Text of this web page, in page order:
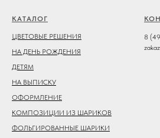
КАТАЛОГ
ЦВЕТОВЫЕ РЕШЕНИЯ
НА ДЕНЬ РОЖДЕНИЯ
ДЕТЯМ
НА ВЫПИСКУ
ОФОРМЛЕНИЕ
КОМПОЗИЦИИ ИЗ ШАРИКОВ
ФОЛЬГИРОВАННЫЕ ШАРИКИ
8